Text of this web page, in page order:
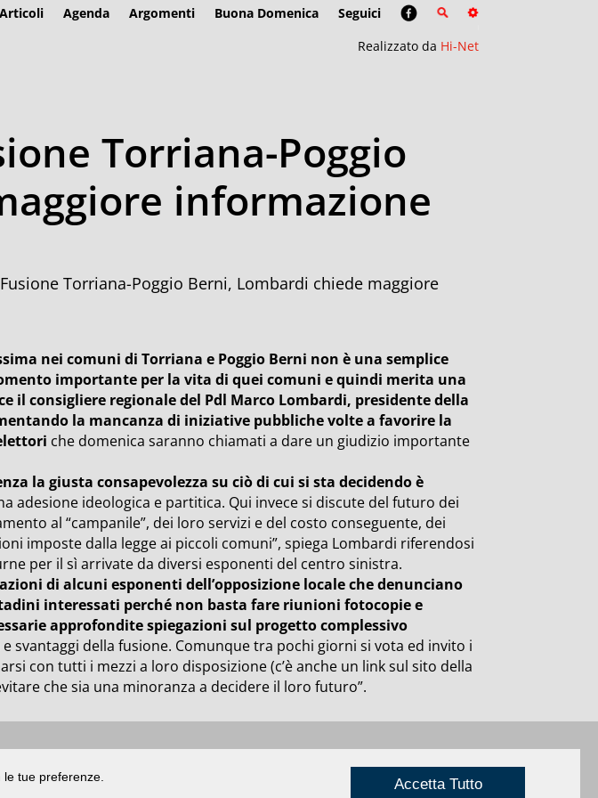
Articoli Agenda Argomenti Buona Domenica
Seguici
Realizzato da Hi-Net
Torriana-Poggio
informazione
Torriana-Poggio Berni, Lombardi chiede maggiore
nei comuni di Torriana e Poggio Berni non è una semplice
importante per la vita di quei comuni e quindi merita una
il consigliere regionale del Pdl Marco Lombardi, presidente della
la mancanza di iniziative pubbliche volte a favorire la
che domenica saranno chiamati a dare un giudizio importante
la giusta consapevolezza su ciò di cui si sta decidendo è
adesione ideologica e partitica. Qui invece si discute del futuro dei
al “campanile”, dei loro servizi e del costo conseguente, dei
imposte dalla legge ai piccoli comuni”, spiega Lombardi riferendosi
per il sì arrivate da diversi esponenti del centro sinistra.
di alcuni esponenti dell’opposizione locale che denunciano
interessati perché non basta fare riunioni fotocopie e
approfondite spiegazioni sul progetto complessivo
svantaggi della fusione. Comunque tra pochi giorni si vota ed invito i
con tutti i mezzi a loro disposizione (c’è anche un link sul sito della
che sia una minoranza a decidere il loro futuro”.
tue preferenze.
Accetta Tutto